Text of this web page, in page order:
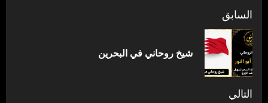
تصفّح
المقالات
السابق
شيخ روحاني في البحرين
التالي